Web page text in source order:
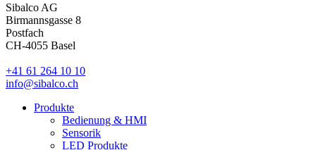
Sibalco AG
Birmannsgasse 8
Postfach
CH-4055 Basel
+41 61 264 10 10
info@sibalco.ch
Produkte
Bedienung & HMI
Sensorik
LED Produkte